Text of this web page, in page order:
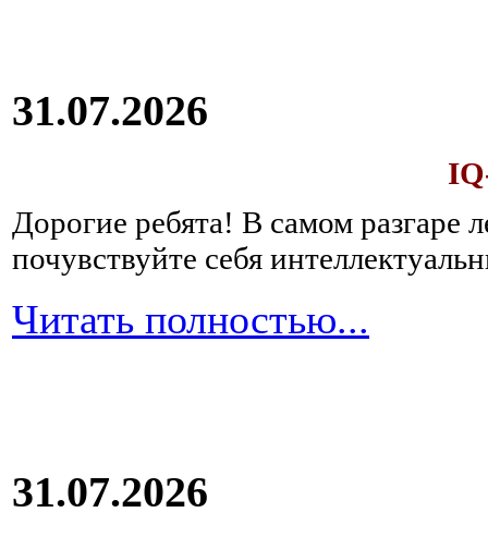
31.07.2026
Дорогие ребята! В самом разгаре
почувствуйте себя
Читать полностью...
31.07.2026